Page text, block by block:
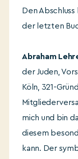
Den
der letzten
Abraham
der Juden,
Köln, 321-
mich und bin
diesem
kann. Der